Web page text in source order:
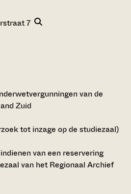
7
van de
Zuid
tot inzage op de studiezaal)
van een reservering
van het Regionaal Archief